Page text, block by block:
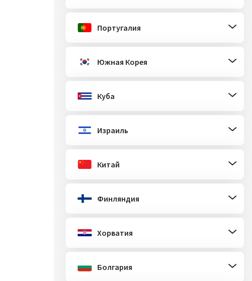
Португалия
Южная Корея
Куба
Израиль
Китай
Финляндия
Хорватия
Болгария